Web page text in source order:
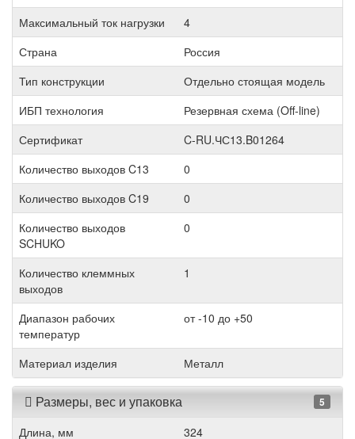
Максимальный ток нагрузки
4
Страна
Россия
Тип конструкции
Отдельно стоящая модель
ИБП технология
Резервная схема (Off-line)
Сертификат
C-RU.ЧС13.B01264
Количество выходов C13
0
Количество выходов C19
0
Количество выходов
SCHUKO
0
Количество клеммных
выходов
1
Диапазон рабочих
температур
от -10 до +50
Материал изделия Металл
Размеры, вес и упаковка 5
Длина, мм
324